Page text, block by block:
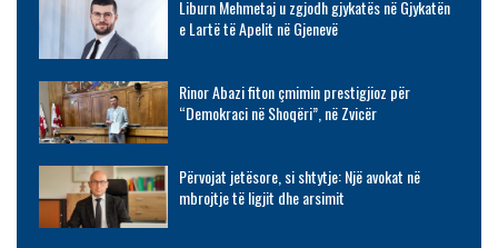
Liburn Mehmetaj u zgjodh gjykatës në Gjykatën
e Lartë të Apelit në Gjenevë
Rinor Abazi fiton çmimin prestigjioz për
“Demokraci në Shoqëri”, në Zvicër
Përvojat jetësore, si shtytje: Një avokat në
mbrojtje të ligjit dhe arsimit